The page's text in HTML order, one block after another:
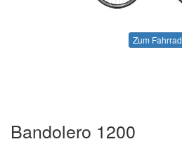
Zum Fahrrad
Bandolero 1200